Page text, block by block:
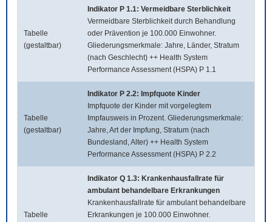
Tabelle
(gestaltbar)
Indikator P 1.1: Vermeidbare Sterblichkeit
Vermeidbare Sterblichkeit durch Behandlung
oder Prävention je 100.000 Einwohner.
Gliederungsmerkmale: Jahre, Länder, Stratum
(nach Geschlecht) ++ Health System
Performance Assessment (HSPA) P 1.1
Tabelle
(gestaltbar)
Indikator P 2.2: Impfquote Kinder
Impfquote der Kinder mit vorgelegtem
Impfausweis in Prozent. Gliederungsmerkmale:
Jahre, Art der Impfung, Stratum (nach
Bundesland, Alter) ++ Health System
Performance Assessment (HSPA) P 2.2
Tabelle
Indikator Q 1.3: Krankenhausfallrate für
ambulant behandelbare Erkrankungen
Krankenhausfallrate für ambulant behandelbare
Erkrankungen je 100.000 Einwohner.